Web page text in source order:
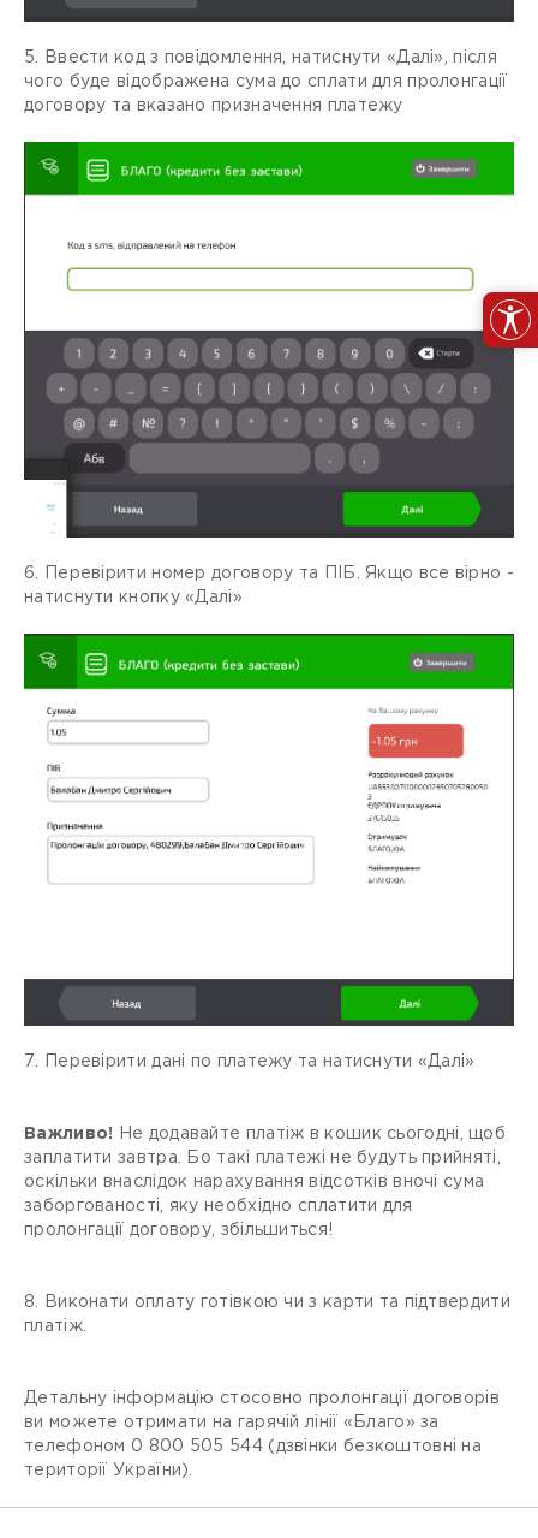
5. Ввести код з повідомлення, натиснути «Далі», після
чого буде відображена сума до сплати для пролонгації
договору та вказано призначення платежу
6. Перевірити номер договору та ПІБ. Якщо все вірно -
натиснути кнопку «Далі»
7. Перевірити дані по платежу та натиснути «Далі»
Важливо!
Не додавайте платіж в кошик сьогодні, щоб
заплатити завтра. Бо такі платежі не будуть прийняті,
оскільки внаслідок нарахування відсотків вночі сума
заборгованості, яку необхідно сплатити для
пролонгації договору, збільшиться!
8. Виконати оплату готівкою чи з карти та підтвердити
платіж.
Детальну інформацію стосовно пролонгації договорів
ви можете отримати на гарячій лінії «Благо» за
телефоном 0 800 505 544 (дзвінки безкоштовні на
території України).